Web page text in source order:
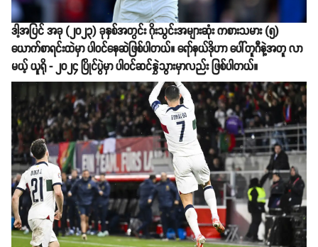
ဒါ့အပြင် အခု (၂၀၂၃) ခုနှစ်အတွင်း ဂိုးသွင်းအများဆုံး ကစားသမား (၅)​
ယောက်စာရင်းထဲမှာ ပါဝင်နေဆဲဖြစ်ပါတယ်။ ရော်နယ်ဒိုဟာ ပေါ်တူဂီနဲ့အတူ လာ
မယ့် ယူရို - ၂၀၂၄ ပြိုင်ပွဲမှာ ပါဝင်ဆင်နွှဲသွားမှာလည်း ဖြစ်ပါတယ်။